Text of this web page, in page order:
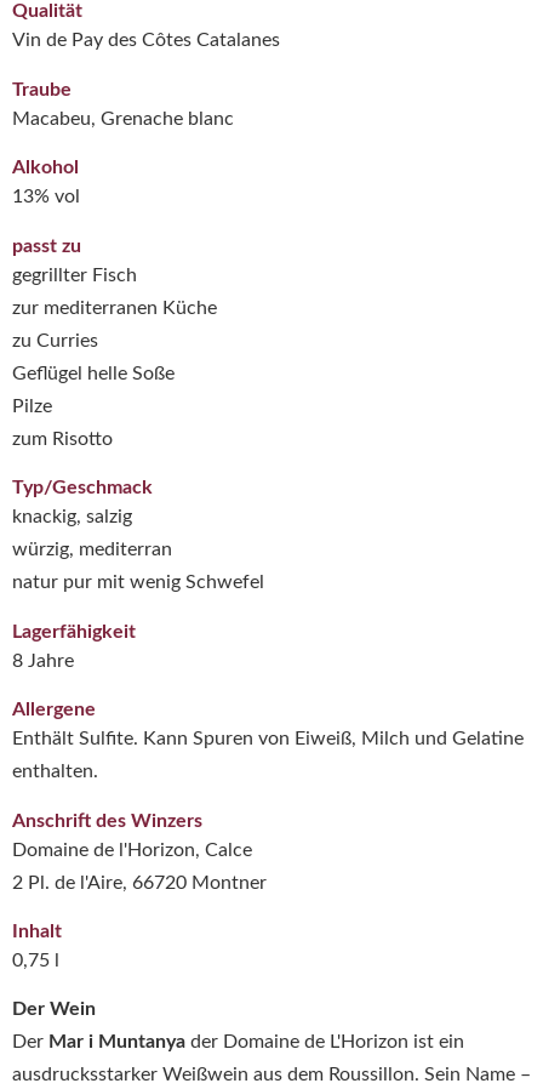
Der Wein
​Der Mar i Muntanya der Domaine de L'Horizon ist ein
ausdrucksstarker Weißwein aus dem Roussillon. Sein Name –
Qualität
Vin de Pay des Côtes Catalanes
Traube
Macabeu, Grenache blanc
Alkohol
13% vol
passt zu
gegrillter Fisch
zur mediterranen Küche
zu Curries
Geflügel helle Soße
Pilze
zum Risotto
Typ/Geschmack
knackig, salzig
würzig, mediterran
natur pur mit wenig Schwefel
Lagerfähigkeit
8 Jahre
Allergene
Enthält Sulfite. Kann Spuren von Eiweiß, Milch und Gelatine
enthalten.
Anschrift des Winzers
Domaine de l'Horizon, Calce
2 Pl. de l'Aire, 66720 Montner
Inhalt
0,75 l